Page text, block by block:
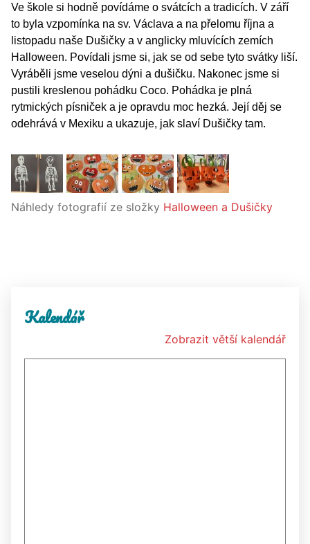
Ve škole si hodně povídáme o svátcích a tradicích. V září
to byla vzpomínka na sv. Václava a na přelomu října a
listopadu naše Dušičky a v anglicky mluvících zemích
Halloween. Povídali jsme si, jak se od sebe tyto svátky liší.
Vyráběli jsme veselou dýni a dušičku. Nakonec jsme si
pustili kreslenou pohádku Coco. Pohádka je plná
rytmických písniček a je opravdu moc hezká. Její děj se
odehrává v Mexiku a ukazuje, jak slaví Dušičky tam.
Náhledy fotografií ze složky Halloween a Dušičky
Kalendář
Zobrazit větší kalendář